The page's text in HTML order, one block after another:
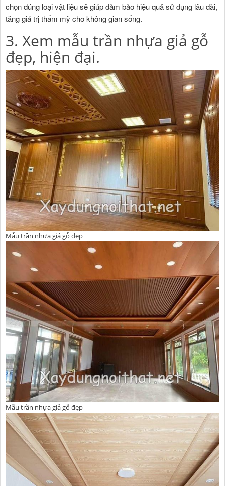
chọn đúng loại vật liệu sẽ giúp đảm bảo hiệu quả sử dụng lâu dài,
tăng giá trị thẩm mỹ cho không gian sống.
3. Xem mẫu trần nhựa giả gỗ
đẹp, hiện đại.
Mẫu trần nhựa giả gỗ đẹp
Mẫu trần nhựa giả gỗ đẹp